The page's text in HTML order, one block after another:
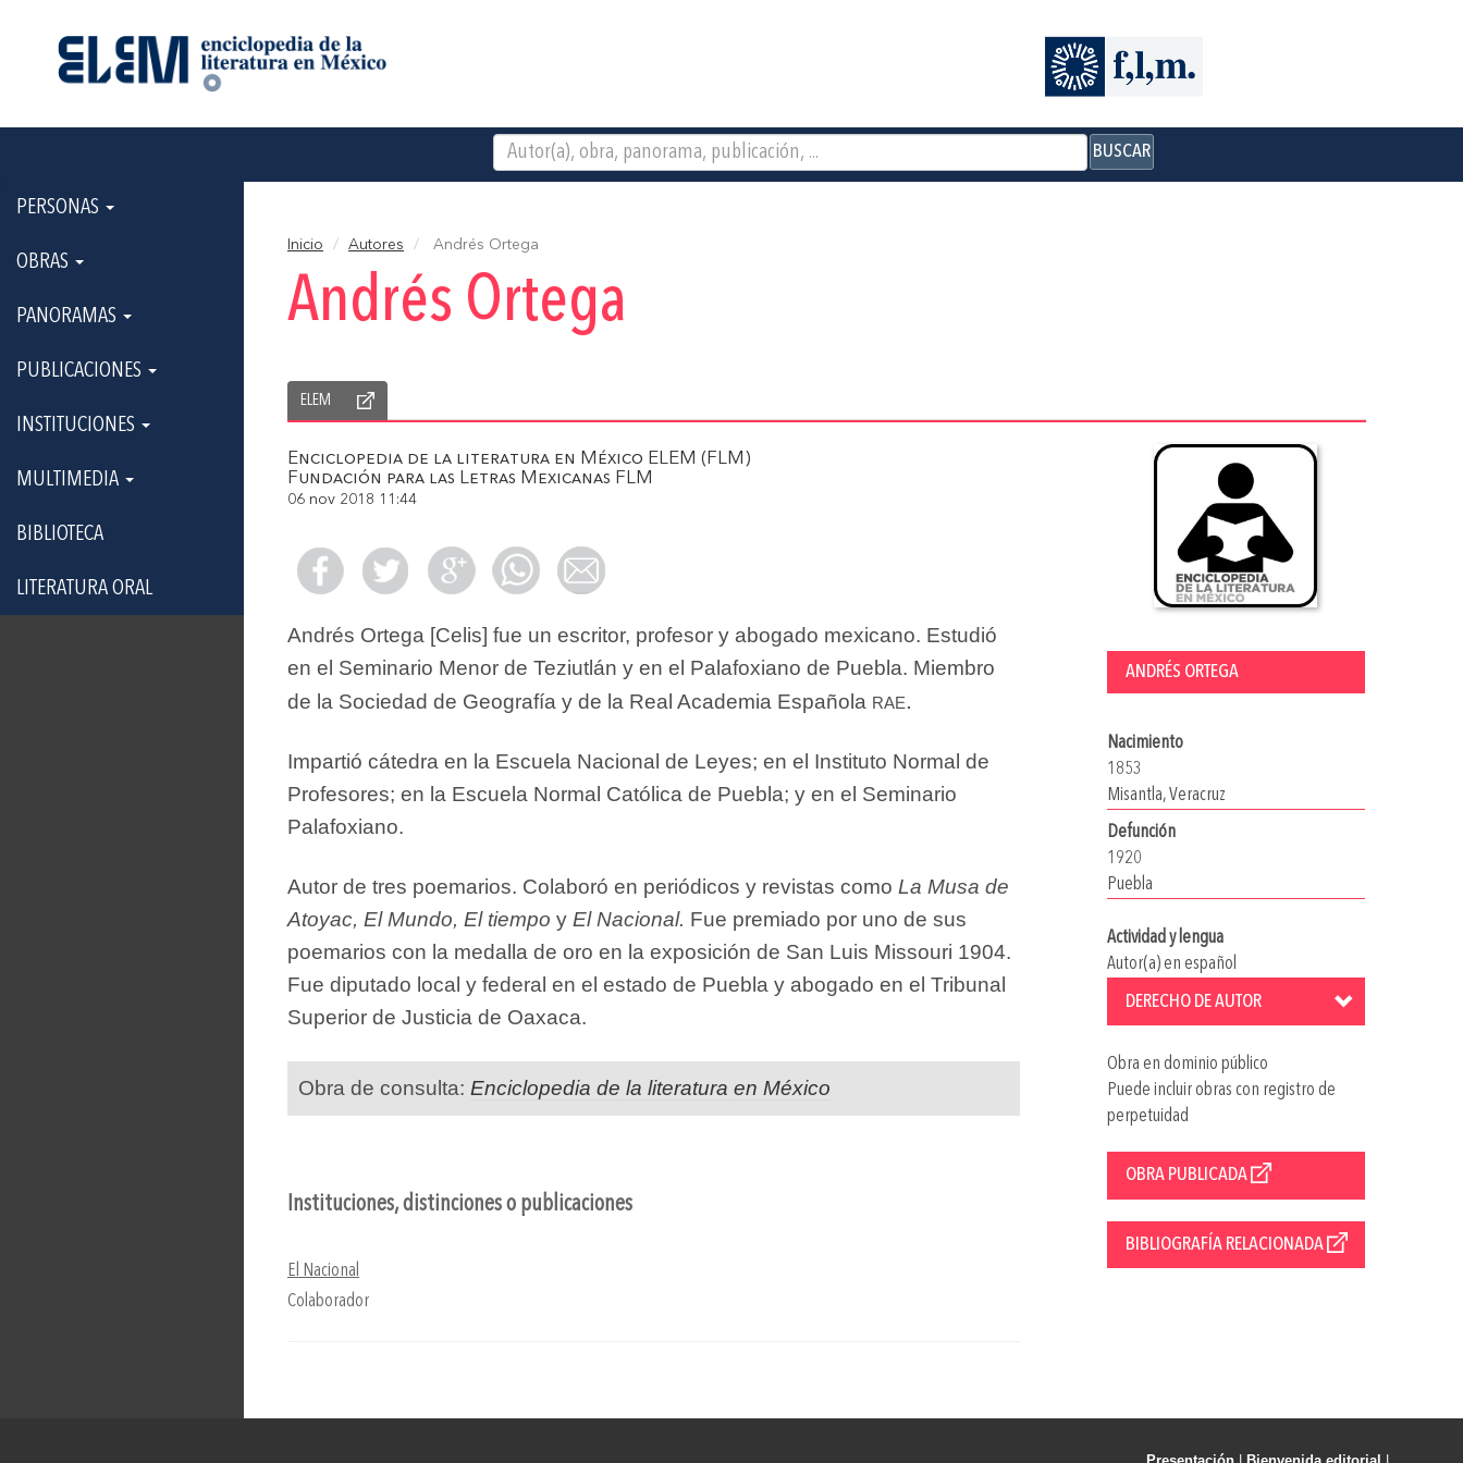
BUSCAR
PERSONAS
OBRAS
PANORAMAS
PUBLICACIONES
INSTITUCIONES
MULTIMEDIA
BIBLIOTECA
LITERATURA ORAL
Inicio Autores Andrés Ortega
Andrés Ortega
ELEM
ANDRÉS ORTEGA
Nacimiento
1853
Misantla, Veracruz
Defunción
1920
Puebla
Actividad y lengua
Autor(a) en español
DERECHO DE AUTOR
Obra en dominio público
Puede incluir obras con registro de
perpetuidad
OBRA PUBLICADA
BIBLIOGRAFÍA RELACIONADA
Enciclopedia de la literatura en México ELEM (FLM)
Fundación para las Letras Mexicanas FLM
06 nov 2018 11:44
Andrés Ortega [Celis] fue un escritor, profesor y abogado mexicano. Estudió
en el Seminario Menor de Teziutlán y en el Palafoxiano de Puebla. Miembro
de la Sociedad de Geografía y de la Real Academia Española rae.
Impartió cátedra en la Escuela Nacional de Leyes; en el Instituto Normal de
Profesores; en la Escuela Normal Católica de Puebla; y en el Seminario
Palafoxiano.
Autor de tres poemarios. Colaboró en periódicos y revistas como La Musa de
Atoyac, El Mundo, El tiempo y El Nacional. Fue premiado por uno de sus
poemarios con la medalla de oro en la exposición de San Luis Missouri 1904.
Fue diputado local y federal en el estado de Puebla y abogado en el Tribunal
Superior de Justicia de Oaxaca.
Obra de consulta: Enciclopedia de la literatura en México
Instituciones, distinciones o publicaciones
El Nacional
Colaborador